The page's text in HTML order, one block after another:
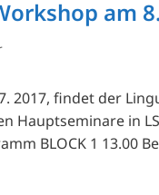
am
2017, findet der
Hauptseminare in
BLOCK 1 13.00